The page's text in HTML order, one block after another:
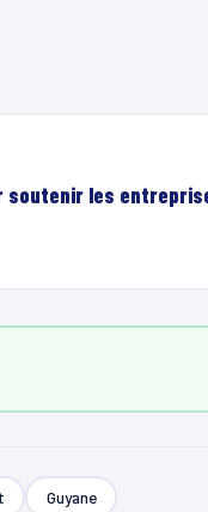
soutenir les
Guyane